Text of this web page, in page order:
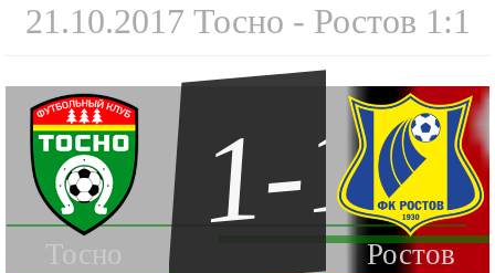
21.10.2017 Тосно - Ростов 1:1
Тосно Ростов
1-1